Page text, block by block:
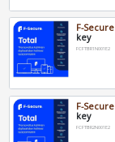
F-Secure
key
FCFTBR1N001E2
F-Secure
key
FCFTBR2N001E2